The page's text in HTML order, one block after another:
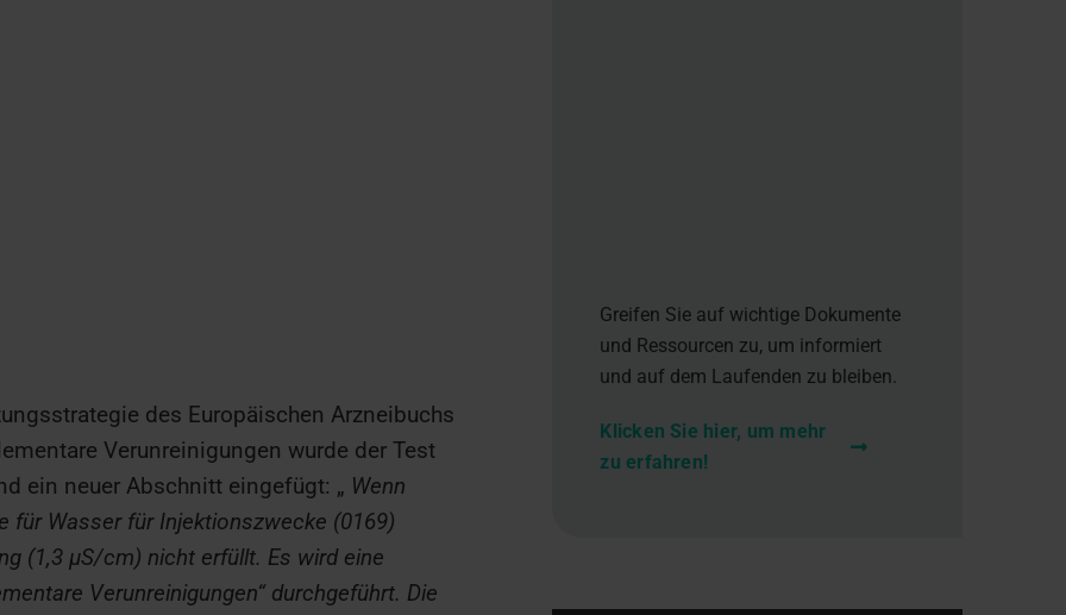
des Europäischen Arzneibuchs
Verunreinigungen wurde der Test
ein neuer Abschnitt eingefügt: „ Wenn
für Wasser für Injektionszwecke (0169)
(1,3 µS/cm) nicht erfüllt. Es wird eine
Verunreinigungen“ durchgeführt. Die
Greifen Sie auf wichtige Dokumente
und Ressourcen zu, um informiert
und auf dem Laufenden zu bleiben.
Klicken Sie hier, um mehr
zu erfahren!